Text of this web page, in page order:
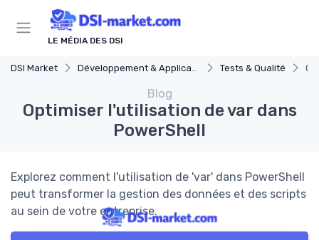
LE MÉDIA DES DSI
DSI Market Développement & Applications Tests & Qualité
Blog
Optimiser l'utilisation de var dans
PowerShell
Explorez comment l'utilisation de 'var' dans PowerShell
peut transformer la gestion des données et des scripts
au sein de votre entreprise.
Panneau de gestion des cookies